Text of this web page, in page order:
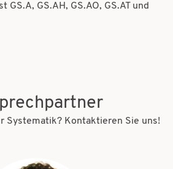
GS.A, GS.AH, GS.AO, GS.AT und
Systematik? Kontaktieren Sie uns!